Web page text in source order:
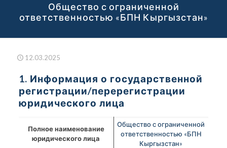
Общество с ограниченной
ответственностью «БПН Кыргызстан»
12.03.2025
1. Информация о государственной
регистрации/перерегистрации
юридического лица
Полное наименование
юридического лица
Общество с ограниченной
ответственностью «БПН
Кыргызстан»